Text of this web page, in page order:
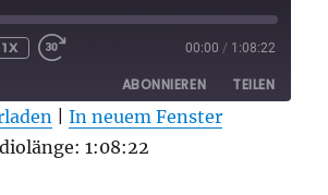
1X 00:00 / 1:08:22
ABONNIEREN TEILEN
|In neuem Fenster
1:08:22